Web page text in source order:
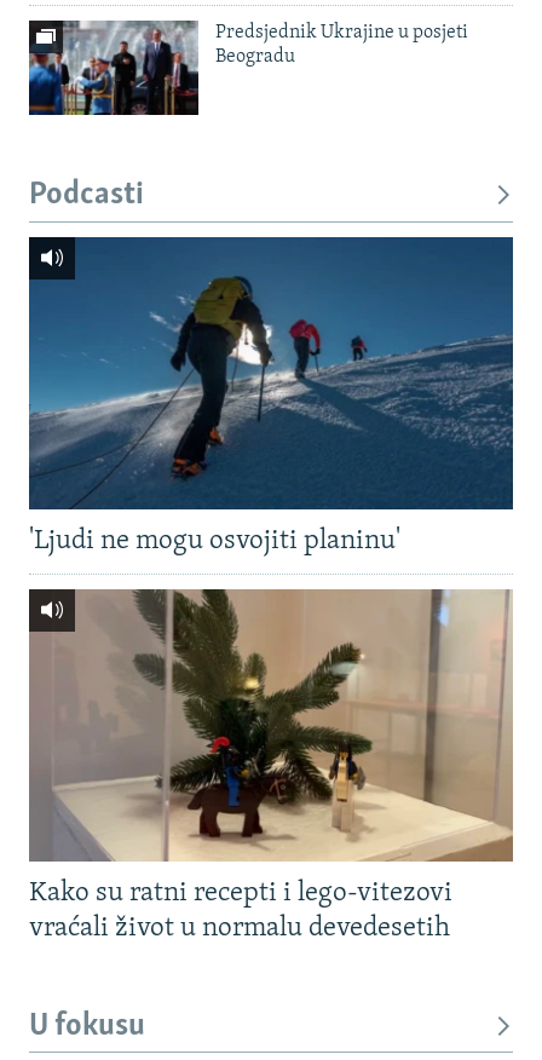
Predsjednik Ukrajine u posjeti
Beogradu
Podcasti
'Ljudi ne mogu osvojiti planinu'
Kako su ratni recepti i lego-vitezovi
vraćali život u normalu devedesetih
U fokusu